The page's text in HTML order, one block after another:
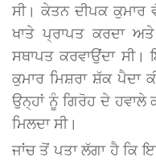
ਸੀ। ਕੇਤਨ ਦੀਪਕ
ਖਾਤੇ ਪ੍ਰਾਪਤ ਕਰਦਾ
ਸਥਾਪਤ ਕਰਵਾਉਂਦਾ ਸੀ।
ਕੁਮਾਰ ਮਿਸ਼ਰਾ ਸ਼ੱਕ ਪੈਦਾ
ਉਨ੍ਹਾਂ ਨੂੰ ਗਿਰੋਹ ਦੇ ਹਵਾਲੇ
ਮਿਲਦਾ ਸੀ।
ਜਾਂਚ ਤੋਂ ਪਤਾ ਲੱਗਾ ਹੈ ਕਿ